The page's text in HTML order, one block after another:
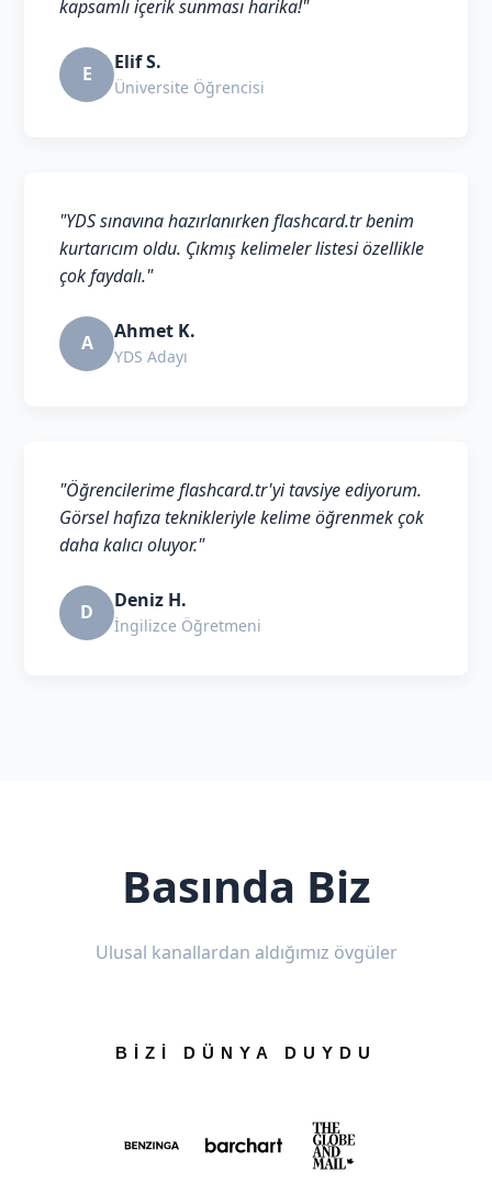
kapsamlı içerik sunması harika!"
E Elif S.
Üniversite Öğrencisi
"YDS sınavına hazırlanırken flashcard.tr benim
kurtarıcım oldu. Çıkmış kelimeler listesi özellikle
çok faydalı."
A Ahmet K.
YDS Adayı
"Öğrencilerime flashcard.tr'yi tavsiye ediyorum.
Görsel hafıza teknikleriyle kelime öğrenmek çok
daha kalıcı oluyor."
D Deniz H.
İngilizce Öğretmeni
Basında Biz
Ulusal kanallardan aldığımız övgüler
BİZİ DÜNYA DUYDU